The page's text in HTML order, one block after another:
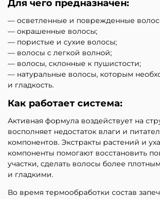
Для чего предназначен:
— осветленные и поврежденные
— окрашенные волосы;
— пористые и сухие волосы;
— волосы с легкой волной;
— волосы, склонные к пушистости;
— натуральные волосы, которым
и гладкость.
Как работает система:
Активная формула воздействует на
восполняет недостаток влаги и
компонентов. Экстракты растений и
компоненты помогают восстановить
участки, сделать волосы более
и гладкими.
Во время термообработки состав